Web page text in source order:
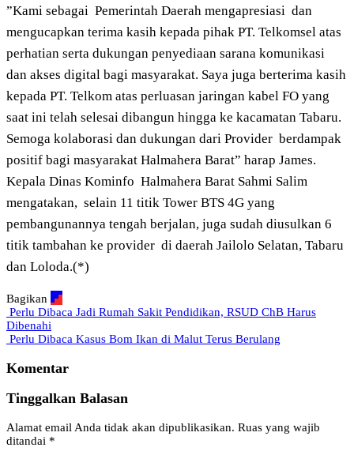
”Kami sebagai Pemerintah Daerah mengapresiasi dan
mengucapkan terima kasih kepada pihak PT. Telkomsel atas
perhatian serta dukungan penyediaan sarana komunikasi
dan akses digital bagi masyarakat. Saya juga berterima kasih
kepada PT. Telkom atas perluasan jaringan kabel FO yang
saat ini telah selesai dibangun hingga ke kacamatan Tabaru.
Semoga kolaborasi dan dukungan dari Provider berdampak
positif bagi masyarakat Halmahera Barat” harap James.
Kepala Dinas Kominfo Halmahera Barat Sahmi Salim
mengatakan, selain 11 titik Tower BTS 4G yang
pembangunannya tengah berjalan, juga sudah diusulkan 6
titik tambahan ke provider di daerah Jailolo Selatan, Tabaru
dan Loloda.(*)
Bagikan
Perlu Dibaca Jadi Rumah Sakit Pendidikan, RSUD ChB Harus
Dibenahi
Perlu Dibaca Kasus Bom Ikan di Malut Terus Berulang
Komentar
Tinggalkan Balasan
Alamat email Anda tidak akan dipublikasikan. Ruas yang wajib
ditandai *